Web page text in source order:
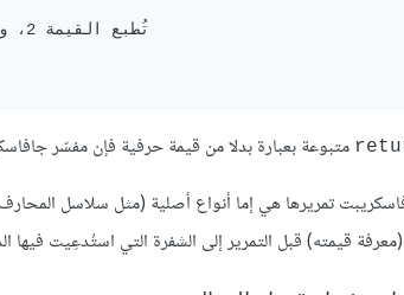
متبوعة بعبارة بدلا من قيمة حرفية فإن مفسّر
قيمته) قبل التمرير إلى الشفرة التي استُدعِيت فيها